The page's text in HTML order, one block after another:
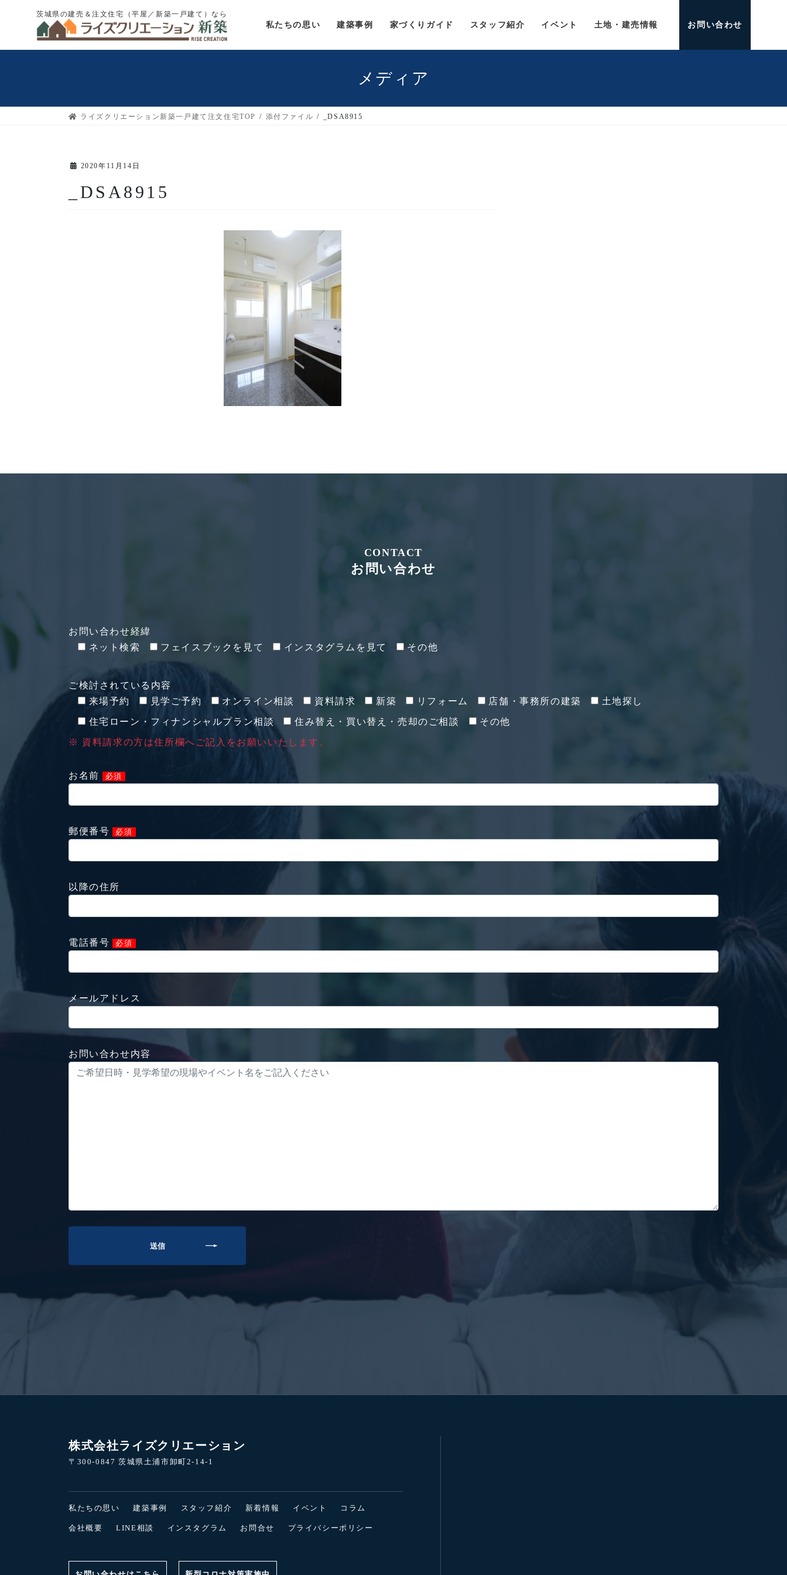
ン
キ
ー
に
茨城県の建売＆注文住宅（平屋／新築一戸建て）なら
私たちの思い 建築事例 家づくりガイド スタッフ紹介 イベント 土地・建売情報 お問い合わせ
メディア
ライズクリエーション新築一戸建て注文住宅TOP 添付ファイル _DSA8915
2020年11月14日
_DSA8915
CONTACT
お問い合わせ
お問い合わせ経緯
ネット検索
フェイスブックを見て インスタグラムを見て その他
ご検討されている内容
来場予約
見学ご予約 オンライン相談 資料請求 新築 リフォーム 店舗・事務所の建築 土地探し
住宅ローン・フィナンシャルプラン相談 住み替え・買い替え・売却のご相談 その他
※ 資料請求の方は住所欄へご記入をお願いいたします。
お名前 必須
郵便番号 必須
以降の住所
電話番号 必須
メールアドレス
お問い合わせ内容
株式会社ライズクリエーション
〒300-0847 茨城県土浦市卸町2-14-1
私たちの思い 建築事例 スタッフ紹介 新着情報 イベント コラム
会社概要 LINE相談 インスタグラム お問合せ プライバシーポリシー